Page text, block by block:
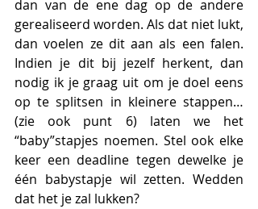
dan van de ene dag op de andere
gerealiseerd worden. Als dat niet lukt,
dan voelen ze dit aan als een falen.
Indien je dit bij jezelf herkent, dan
nodig ik je graag uit om je doel eens
op te splitsen in kleinere stappen…
(zie ook punt 6) laten we het
“baby”stapjes noemen. Stel ook elke
keer een deadline tegen dewelke je
één babystapje wil zetten. Wedden
dat het je zal lukken?